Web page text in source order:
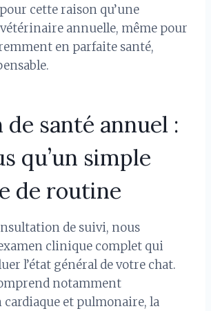
cette raison qu’une
annuelle, même pour
en parfaite santé,
de santé annuel :
qu’un simple
de routine
de suivi, nous
clinique complet qui
l’état général de votre chat.
notamment
cardiaque et pulmonaire, la